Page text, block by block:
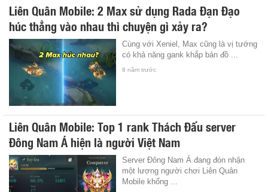
Liên Quân Mobile: 2 Max sử dụng Rada Đạn Đạo
húc thẳng vào nhau thì chuyện gì xảy ra?
Cùng với Xeniel, Max cũng là vị tướng
có khả năng gank khắp bản đồ ...
8 năm trước
Liên Quân Mobile: Top 1 rank Thách Đấu server
Đông Nam Á hiện là người Việt Nam
Server Đông Nam Á đang đón nhận
một lượng người chơi Liên Quân
Mobile khổng ...